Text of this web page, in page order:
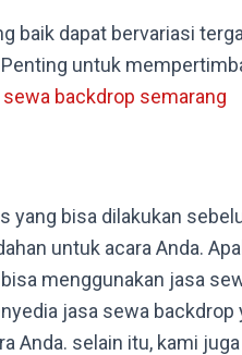
baik dapat bervariasi
untuk
sewa backdrop semarang
yang bisa dilakukan
untuk acara Anda.
menggunakan jasa
jasa sewa
Anda. selain itu, kami